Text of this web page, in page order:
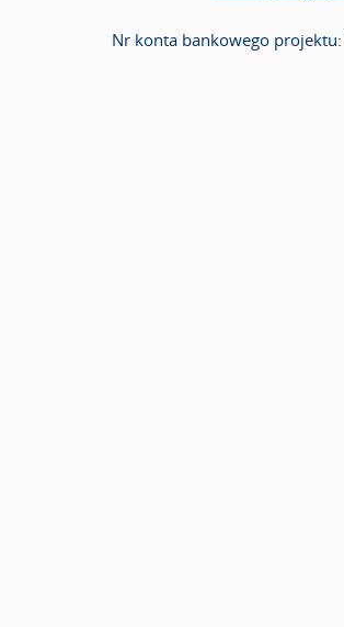
Nr konta bankowego